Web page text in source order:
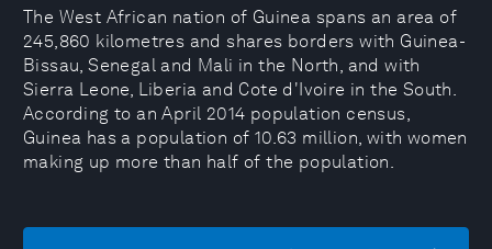
The West African nation of Guinea spans an area of
245,860 kilometres and shares borders with Guinea-
Bissau, Senegal and Mali in the North, and with
Sierra Leone, Liberia and Cote d'Ivoire in the South.
According to an April 2014 population census,
Guinea has a population of 10.63 million, with women
making up more than half of the population.